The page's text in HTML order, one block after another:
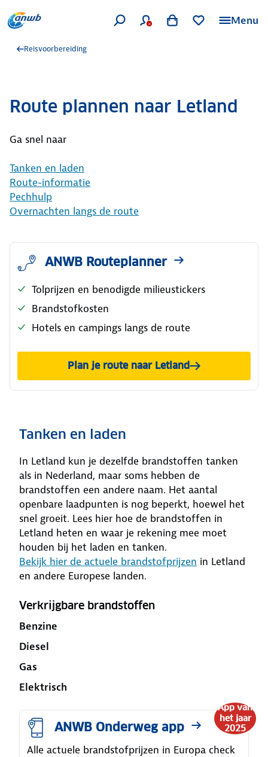
Menu
Reisvoorbereiding
Route plannen naar Letland
Ga snel naar
Tanken en laden
Route-informatie
Pechhulp
Overnachten langs de route
ANWB Routeplanner
Tolprijzen en benodigde milieustickers
Brandstofkosten
Hotels en campings langs de route
Plan je route naar Letland
Tanken en laden
In Letland kun je dezelfde brandstoffen tanken
als in Nederland, maar soms hebben de
brandstoffen een andere naam. Het aantal
openbare laadpunten is nog beperkt, hoewel het
snel groeit. Lees hier hoe de brandstoffen in
Letland heten en waar je rekening mee moet
houden bij het laden en tanken.
Bekijk hier de actuele brandstofprijzen in Letland
en andere Europese landen.
Verkrijgbare brandstoffen
Benzine
Diesel
Gas
Elektrisch
App van
het jaar
2025
ANWB Onderweg app
Alle actuele brandstofprijzen in Europa check